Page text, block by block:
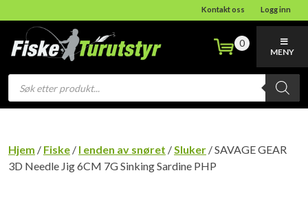
Kontakt oss Logg inn
Products
search
0
MENY
Hjem / Fiske / I enden av snøret /Sluker / SAVAGE GEAR
3D Needle Jig 6CM 7G Sinking Sardine PHP